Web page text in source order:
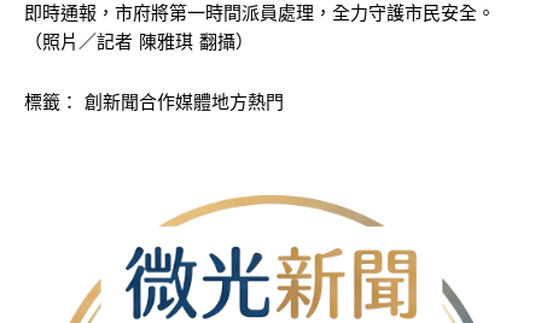
即時通報，市府將第一時間派員處理，全力守護市民安全。
（照片／記者 陳雅琪 翻攝）
標籤： 創新聞合作媒體地方熱門